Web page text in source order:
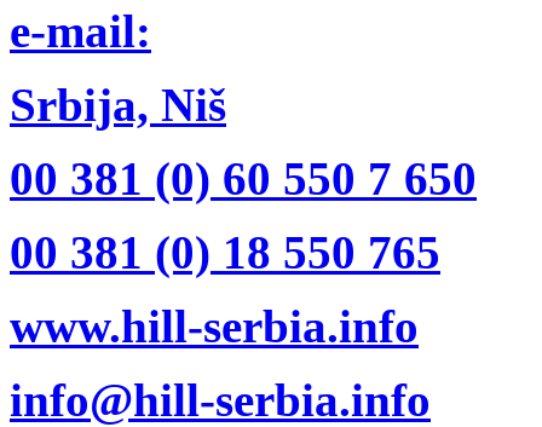
e-mail:
Srbija, Niš
00 381 (0) 60 550 7 650
00 381 (0) 18 550 765
www.hill-serbia.info
info@hill-serbia.info